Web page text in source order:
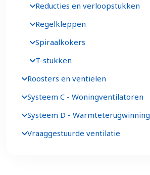
Reducties en verloopstukken
Regelkleppen
Spiraalkokers
T-stukken
Roosters en ventielen
Systeem C - Woningventilatoren
Systeem D - Warmteterugwinning
Vraaggestuurde ventilatie